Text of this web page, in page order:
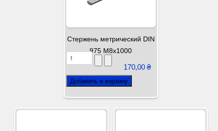
Стержень метрический DIN
975 М8х1000
170,00 ₴